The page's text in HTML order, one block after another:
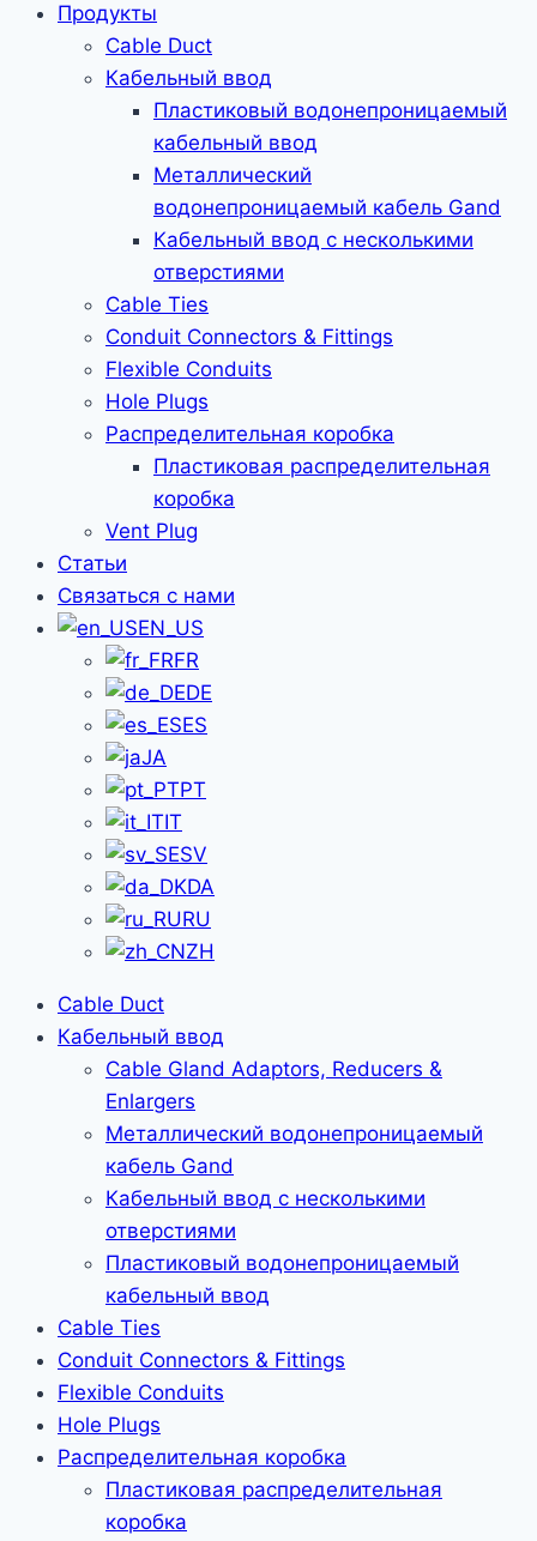
Продукты
Cable Duct
Кабельный ввод
Пластиковый водонепроницаемый
кабельный ввод
Металлический
водонепроницаемый кабель Gand
Кабельный ввод с несколькими
отверстиями
Cable Ties
Conduit Connectors & Fittings
Flexible Conduits
Hole Plugs
Распределительная коробка
Пластиковая распределительная
коробка
Vent Plug
Статьи
Связаться с нами
EN_US
FR
DE
ES
JA
PT
IT
SV
DA
RU
ZH
Cable Duct
Кабельный ввод
Cable Gland Adaptors, Reducers &
Enlargers
Металлический водонепроницаемый
кабель Gand
Кабельный ввод с несколькими
отверстиями
Пластиковый водонепроницаемый
кабельный ввод
Cable Ties
Conduit Connectors & Fittings
Flexible Conduits
Hole Plugs
Распределительная коробка
Пластиковая распределительная
коробка